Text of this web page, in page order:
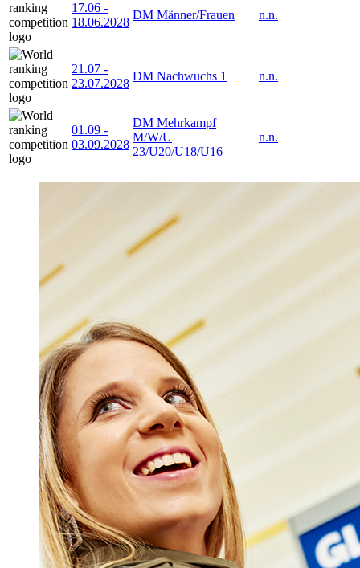
17.06 -
18.06.2028
DM Männer/Frauen n.n.
21.07 -
23.07.2028
DM Nachwuchs 1 n.n.
01.09 -
03.09.2028
DM Mehrkampf
M/W/U
23/U20/U18/U16
n.n.